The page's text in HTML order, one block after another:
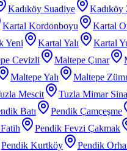
Kadıköy Suadiye Kadıköy
Kartal Kordonboyu Kartal
Yeni Kartal Yalı Kartal
Cevizli Maltepe Çınar
Maltepe Yalı Maltepe
Mescit Tuzla Mimar
Batı Pendik Çamçeşme
Pendik Fevzi Çakmak
Pendik Kurtköy Pendik